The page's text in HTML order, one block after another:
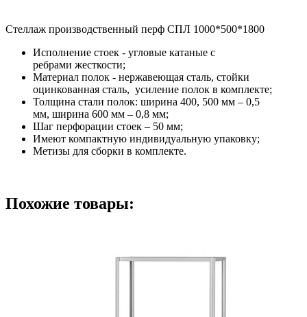
Стеллаж производственный перф СПЛ 1000*500*1800
Исполнение стоек - угловые катаные с
ребрами жесткости;
Материал полок - нержавеющая сталь, стойки
оцинкованная сталь, усиление полок в комплекте;
Толщина стали полок: ширина 400, 500 мм – 0,5
мм, ширина 600 мм – 0,8 мм;
Шаг перфорации стоек – 50 мм;
Имеют компактную индивидуальную упаковку;
Метизы для сборки в комплекте.
Похожие товары: